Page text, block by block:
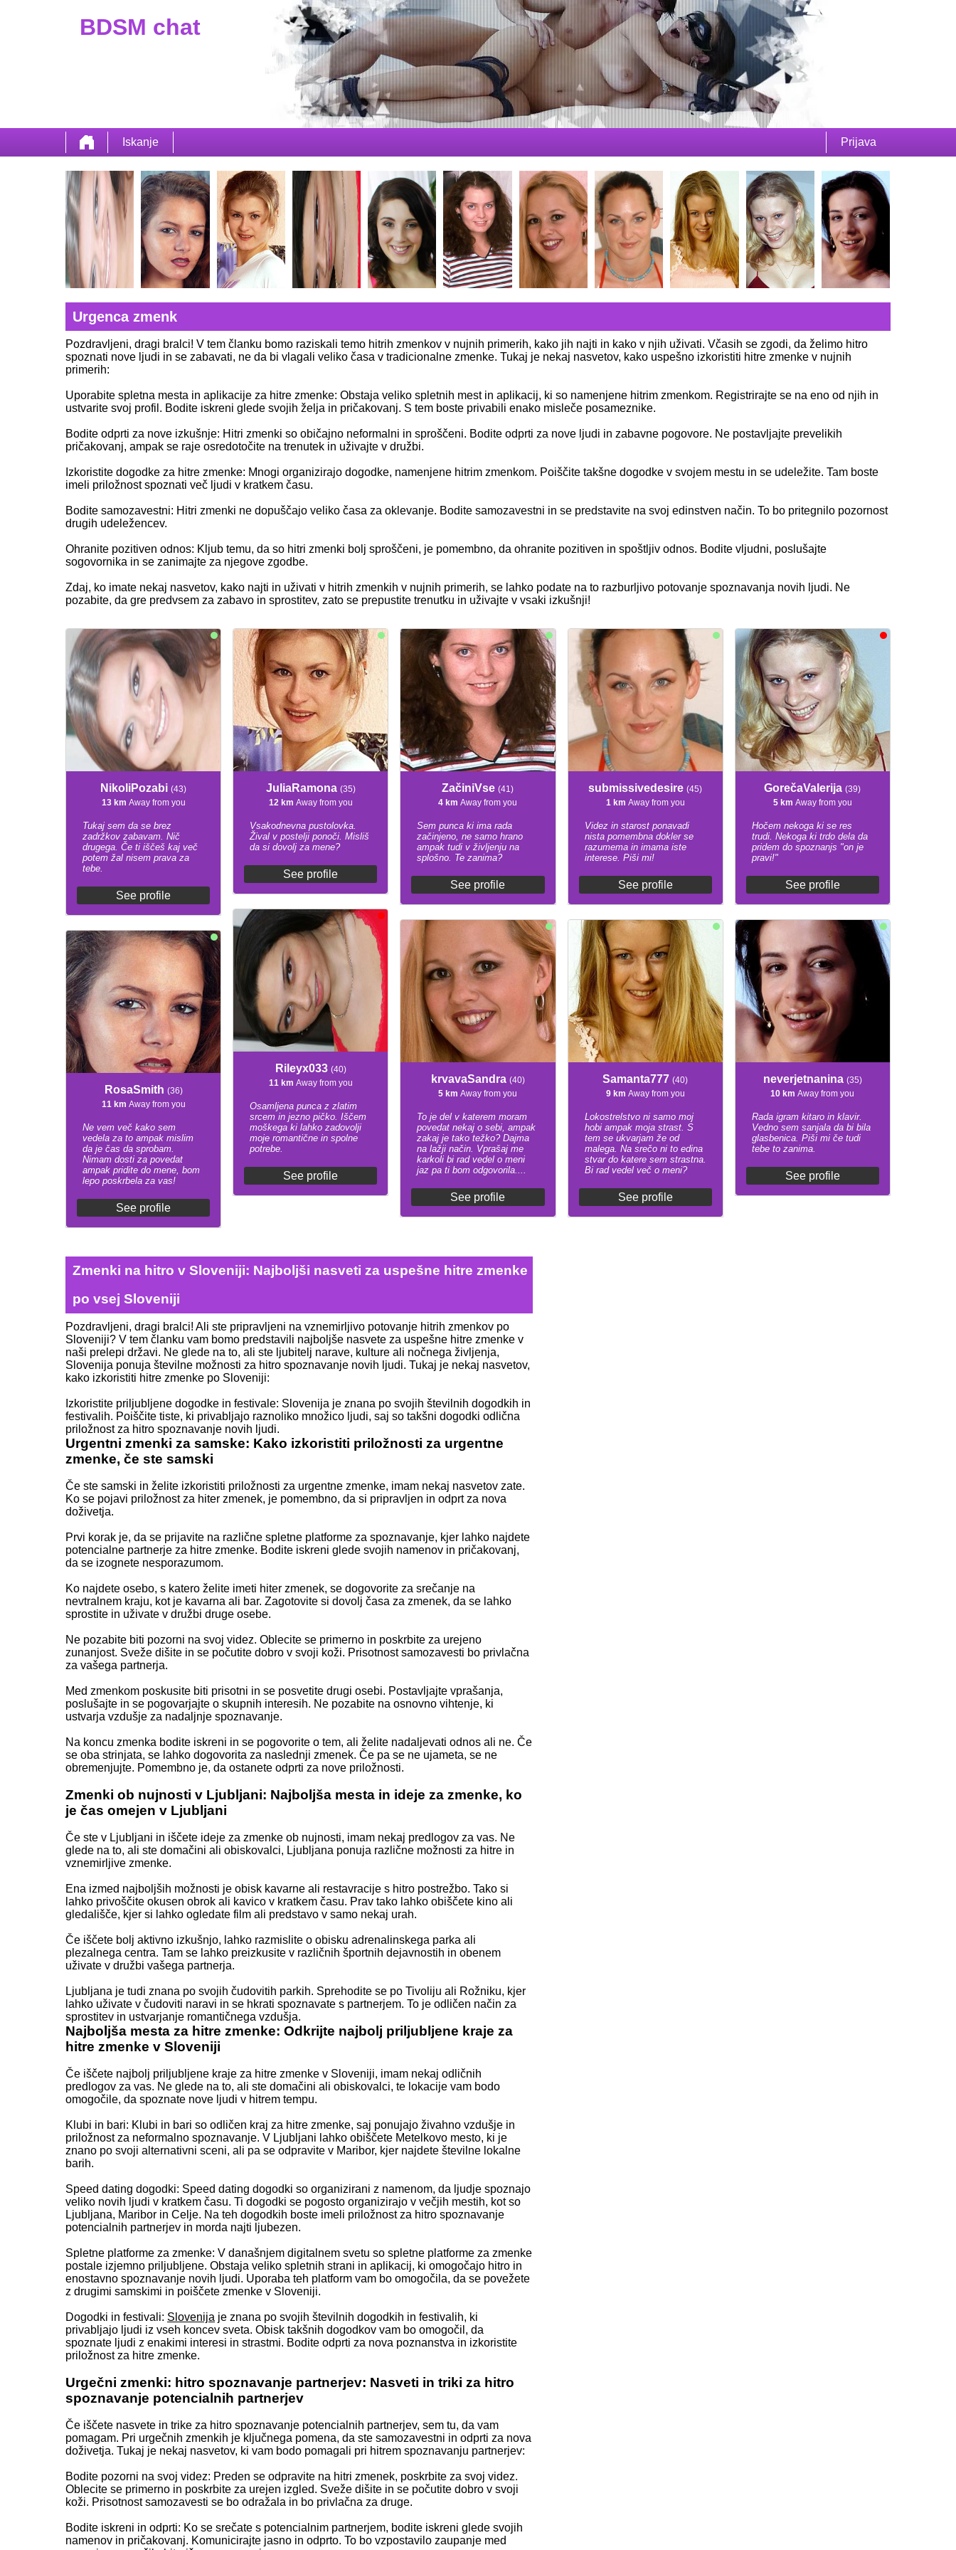
BDSM chat
Iskanje Prijava
Urgenca zmenk
Pozdravljeni, dragi bralci! V tem članku bomo raziskali temo hitrih zmenkov v nujnih primerih, kako jih najti in kako v njih uživati. Včasih se zgodi, da želimo hitro
spoznati nove ljudi in se zabavati, ne da bi vlagali veliko časa v tradicionalne zmenke. Tukaj je nekaj nasvetov, kako uspešno izkoristiti hitre zmenke v nujnih
primerih:
Uporabite spletna mesta in aplikacije za hitre zmenke: Obstaja veliko spletnih mest in aplikacij, ki so namenjene hitrim zmenkom. Registrirajte se na eno od njih in
ustvarite svoj profil. Bodite iskreni glede svojih želja in pričakovanj. S tem boste privabili enako misleče posameznike.
Bodite odprti za nove izkušnje: Hitri zmenki so običajno neformalni in sproščeni. Bodite odprti za nove ljudi in zabavne pogovore. Ne postavljajte prevelikih
pričakovanj, ampak se raje osredotočite na trenutek in uživajte v družbi.
Izkoristite dogodke za hitre zmenke: Mnogi organizirajo dogodke, namenjene hitrim zmenkom. Poiščite takšne dogodke v svojem mestu in se udeležite. Tam boste
imeli priložnost spoznati več ljudi v kratkem času.
Bodite samozavestni: Hitri zmenki ne dopuščajo veliko časa za oklevanje. Bodite samozavestni in se predstavite na svoj edinstven način. To bo pritegnilo pozornost
drugih udeležencev.
Ohranite pozitiven odnos: Kljub temu, da so hitri zmenki bolj sproščeni, je pomembno, da ohranite pozitiven in spoštljiv odnos. Bodite vljudni, poslušajte
sogovornika in se zanimajte za njegove zgodbe.
Zdaj, ko imate nekaj nasvetov, kako najti in uživati v hitrih zmenkih v nujnih primerih, se lahko podate na to razburljivo potovanje spoznavanja novih ljudi. Ne
pozabite, da gre predvsem za zabavo in sprostitev, zato se prepustite trenutku in uživajte v vsaki izkušnji!
NikoliPozabi(43)
13 km Away from you
Tukaj sem da se brez
zadržkov zabavam. Nič
drugega. Če ti iščeš kaj več
potem žal nisem prava za
tebe.
See profile
RosaSmith (36)
11 km Away from you
Ne vem več kako sem
vedela za to ampak mislim
da je čas da sprobam.
Nimam dosti za povedat
ampak pridite do mene, bom
lepo poskrbela za vas!
See profile
JuliaRamona (35)
12 km Away from you
Vsakodnevna pustolovka.
Žival v postelji ponoči. Misliš
da si dovolj za mene?
See profile
Rileyx033 (40)
11 km Away from you
Osamljena punca z zlatim
srcem in jezno pičko. Iščem
moškega ki lahko zadovolji
moje romantične in spolne
potrebe.
See profile
ZačiniVse(41)
4 km Away from you
Sem punca ki ima rada
začinjeno, ne samo hrano
ampak tudi v življenju na
splošno. Te zanima?
See profile
krvavaSandra (40)
5 km Away from you
To je del v katerem moram
povedat nekaj o sebi, ampak
zakaj je tako težko? Dajma
na lažji način. Vprašaj me
karkoli bi rad vedel o meni
jaz pa ti bom odgovorila....
See profile
submissivedesire(45)
1 km Away from you
Videz in starost ponavadi
nista pomembna dokler se
razumema in imama iste
interese. Piši mi!
See profile
Samanta777(40)
9 km Away from you
Lokostrelstvo ni samo moj
hobi ampak moja strast. S
tem se ukvarjam že od
malega. Na srečo ni to edina
stvar do katere sem strastna.
Bi rad vedel več o meni?
See profile
GorečaValerija(39)
5 km Away from you
Hočem nekoga ki se res
trudi. Nekoga ki trdo dela da
pridem do spoznanjs "on je
pravi!"
See profile
neverjetnanina (35)
10 km Away from you
Rada igram kitaro in klavir.
Vedno sem sanjala da bi bila
glasbenica. Piši mi če tudi
tebe to zanima.
See profile
Zmenki na hitro v Sloveniji: Najboljši nasveti za uspešne hitre zmenke
po vsej Sloveniji
Pozdravljeni, dragi bralci! Ali ste pripravljeni na vznemirljivo potovanje hitrih zmenkov po
Sloveniji? V tem članku vam bomo predstavili najboljše nasvete za uspešne hitre zmenke v
naši prelepi državi. Ne glede na to, ali ste ljubitelj narave, kulture ali nočnega življenja,
Slovenija ponuja številne možnosti za hitro spoznavanje novih ljudi. Tukaj je nekaj nasvetov,
kako izkoristiti hitre zmenke po Sloveniji:
Izkoristite priljubljene dogodke in festivale: Slovenija je znana po svojih številnih dogodkih in
festivalih. Poiščite tiste, ki privabljajo raznoliko množico ljudi, saj so takšni dogodki odlična
priložnost za hitro spoznavanje novih ljudi.
Urgentni zmenki za samske: Kako izkoristiti priložnosti za urgentne
zmenke, če ste samski
Če ste samski in želite izkoristiti priložnosti za urgentne zmenke, imam nekaj nasvetov zate.
Ko se pojavi priložnost za hiter zmenek, je pomembno, da si pripravljen in odprt za nova
doživetja.
Prvi korak je, da se prijavite na različne spletne platforme za spoznavanje, kjer lahko najdete
potencialne partnerje za hitre zmenke. Bodite iskreni glede svojih namenov in pričakovanj,
da se izognete nesporazumom.
Ko najdete osebo, s katero želite imeti hiter zmenek, se dogovorite za srečanje na
nevtralnem kraju, kot je kavarna ali bar. Zagotovite si dovolj časa za zmenek, da se lahko
sprostite in uživate v družbi druge osebe.
Ne pozabite biti pozorni na svoj videz. Oblecite se primerno in poskrbite za urejeno
zunanjost. Sveže dišite in se počutite dobro v svoji koži. Prisotnost samozavesti bo privlačna
za vašega partnerja.
Med zmenkom poskusite biti prisotni in se posvetite drugi osebi. Postavljajte vprašanja,
poslušajte in se pogovarjajte o skupnih interesih. Ne pozabite na osnovno vihtenje, ki
ustvarja vzdušje za nadaljnje spoznavanje.
Na koncu zmenka bodite iskreni in se pogovorite o tem, ali želite nadaljevati odnos ali ne. Če
se oba strinjata, se lahko dogovorita za naslednji zmenek. Če pa se ne ujameta, se ne
obremenjujte. Pomembno je, da ostanete odprti za nove priložnosti.
Zmenki ob nujnosti v Ljubljani: Najboljša mesta in ideje za zmenke, ko
je čas omejen v Ljubljani
Če ste v Ljubljani in iščete ideje za zmenke ob nujnosti, imam nekaj predlogov za vas. Ne
glede na to, ali ste domačini ali obiskovalci, Ljubljana ponuja različne možnosti za hitre in
vznemirljive zmenke.
Ena izmed najboljših možnosti je obisk kavarne ali restavracije s hitro postrežbo. Tako si
lahko privoščite okusen obrok ali kavico v kratkem času. Prav tako lahko obiščete kino ali
gledališče, kjer si lahko ogledate film ali predstavo v samo nekaj urah.
Če iščete bolj aktivno izkušnjo, lahko razmislite o obisku adrenalinskega parka ali
plezalnega centra. Tam se lahko preizkusite v različnih športnih dejavnostih in obenem
uživate v družbi vašega partnerja.
Ljubljana je tudi znana po svojih čudovitih parkih. Sprehodite se po Tivoliju ali Rožniku, kjer
lahko uživate v čudoviti naravi in se hkrati spoznavate s partnerjem. To je odličen način za
sprostitev in ustvarjanje romantičnega vzdušja.
Najboljša mesta za hitre zmenke: Odkrijte najbolj priljubljene kraje za
hitre zmenke v Sloveniji
Če iščete najbolj priljubljene kraje za hitre zmenke v Sloveniji, imam nekaj odličnih
predlogov za vas. Ne glede na to, ali ste domačini ali obiskovalci, te lokacije vam bodo
omogočile, da spoznate nove ljudi v hitrem tempu.
Klubi in bari: Klubi in bari so odličen kraj za hitre zmenke, saj ponujajo živahno vzdušje in
priložnost za neformalno spoznavanje. V Ljubljani lahko obiščete Metelkovo mesto, ki je
znano po svoji alternativni sceni, ali pa se odpravite v Maribor, kjer najdete številne lokalne
barih.
Speed dating dogodki: Speed dating dogodki so organizirani z namenom, da ljudje spoznajo
veliko novih ljudi v kratkem času. Ti dogodki se pogosto organizirajo v večjih mestih, kot so
Ljubljana, Maribor in Celje. Na teh dogodkih boste imeli priložnost za hitro spoznavanje
potencialnih partnerjev in morda najti ljubezen.
Spletne platforme za zmenke: V današnjem digitalnem svetu so spletne platforme za zmenke
postale izjemno priljubljene. Obstaja veliko spletnih strani in aplikacij, ki omogočajo hitro in
enostavno spoznavanje novih ljudi. Uporaba teh platform vam bo omogočila, da se povežete
z drugimi samskimi in poiščete zmenke v Sloveniji.
Dogodki in festivali: Slovenija je znana po svojih številnih dogodkih in festivalih, ki
privabljajo ljudi iz vseh koncev sveta. Obisk takšnih dogodkov vam bo omogočil, da
spoznate ljudi z enakimi interesi in strastmi. Bodite odprti za nova poznanstva in izkoristite
priložnost za hitre zmenke.
Urgečni zmenki: hitro spoznavanje partnerjev: Nasveti in triki za hitro
spoznavanje potencialnih partnerjev
Če iščete nasvete in trike za hitro spoznavanje potencialnih partnerjev, sem tu, da vam
pomagam. Pri urgečnih zmenkih je ključnega pomena, da ste samozavestni in odprti za nova
doživetja. Tukaj je nekaj nasvetov, ki vam bodo pomagali pri hitrem spoznavanju partnerjev:
Bodite pozorni na svoj videz: Preden se odpravite na hitri zmenek, poskrbite za svoj videz.
Oblecite se primerno in poskrbite za urejen izgled. Sveže dišite in se počutite dobro v svoji
koži. Prisotnost samozavesti se bo odražala in bo privlačna za druge.
Bodite iskreni in odprti: Ko se srečate s potencialnim partnerjem, bodite iskreni glede svojih
namenov in pričakovanj. Komunicirajte jasno in odprto. To bo vzpostavilo zaupanje med